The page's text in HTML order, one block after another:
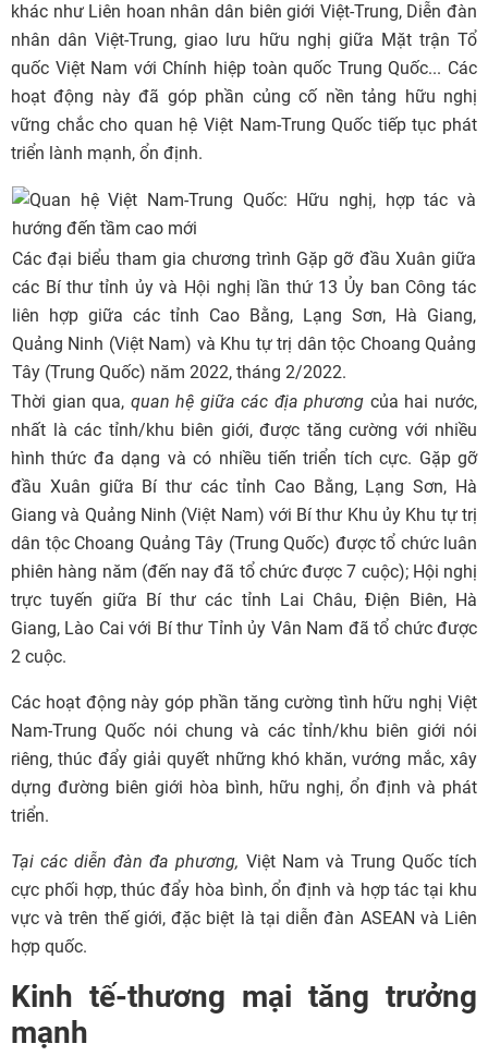
khác như Liên hoan nhân dân biên giới Việt-Trung, Diễn đàn
nhân dân Việt-Trung, giao lưu hữu nghị giữa Mặt trận Tổ
quốc Việt Nam với Chính hiệp toàn quốc Trung Quốc... Các
hoạt động này đã góp phần củng cố nền tảng hữu nghị
vững chắc cho quan hệ Việt Nam-Trung Quốc tiếp tục phát
triển lành mạnh, ổn định.
Các đại biểu tham gia chương trình Gặp gỡ đầu Xuân giữa
các Bí thư tỉnh ủy và Hội nghị lần thứ 13 Ủy ban Công tác
liên hợp giữa các tỉnh Cao Bằng, Lạng Sơn, Hà Giang,
Quảng Ninh (Việt Nam) và Khu tự trị dân tộc Choang Quảng
Tây (Trung Quốc) năm 2022, tháng 2/2022.
Thời gian qua, quan hệ giữa các địa phương của hai nước,
nhất là các tỉnh/khu biên giới, được tăng cường với nhiều
hình thức đa dạng và có nhiều tiến triển tích cực. Gặp gỡ
đầu Xuân giữa Bí thư các tỉnh Cao Bằng, Lạng Sơn, Hà
Giang và Quảng Ninh (Việt Nam) với Bí thư Khu ủy Khu tự trị
dân tộc Choang Quảng Tây (Trung Quốc) được tổ chức luân
phiên hàng năm (đến nay đã tổ chức được 7 cuộc); Hội nghị
trực tuyến giữa Bí thư các tỉnh Lai Châu, Điện Biên, Hà
Giang, Lào Cai với Bí thư Tỉnh ủy Vân Nam đã tổ chức được
2 cuộc.
Các hoạt động này góp phần tăng cường tình hữu nghị Việt
Nam-Trung Quốc nói chung và các tỉnh/khu biên giới nói
riêng, thúc đẩy giải quyết những khó khăn, vướng mắc, xây
dựng đường biên giới hòa bình, hữu nghị, ổn định và phát
triển.
Tại các diễn đàn đa phương, Việt Nam và Trung Quốc tích
cực phối hợp, thúc đẩy hòa bình, ổn định và hợp tác tại khu
vực và trên thế giới, đặc biệt là tại diễn đàn ASEAN và Liên
hợp quốc.
Kinh tế-thương mại tăng trưởng
mạnh